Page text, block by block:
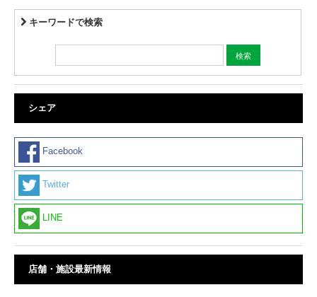
キーワードで検索
シェア
Facebook
Twitter
LINE
店舗・施設最新情報